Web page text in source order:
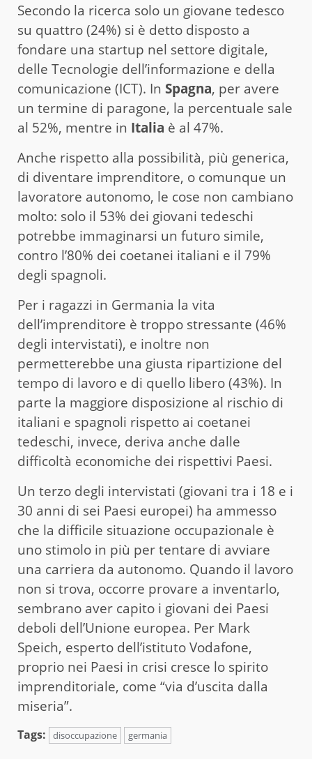
Secondo la ricerca solo un giovane tedesco
su quattro (24%) si è detto disposto a
fondare una startup nel settore digitale,
delle Tecnologie dell’informazione e della
comunicazione (ICT). In Spagna, per avere
un termine di paragone, la percentuale sale
al 52%, mentre in Italia è al 47%.
Anche rispetto alla possibilità, più generica,
di diventare imprenditore, o comunque un
lavoratore autonomo, le cose non cambiano
molto: solo il 53% dei giovani tedeschi
potrebbe immaginarsi un futuro simile,
contro l’80% dei coetanei italiani e il 79%
degli spagnoli.
Per i ragazzi in Germania la vita
dell’imprenditore è troppo stressante (46%
degli intervistati), e inoltre non
permetterebbe una giusta ripartizione del
tempo di lavoro e di quello libero (43%). In
parte la maggiore disposizione al rischio di
italiani e spagnoli rispetto ai coetanei
tedeschi, invece, deriva anche dalle
difficoltà economiche dei rispettivi Paesi.
Un terzo degli intervistati (giovani tra i 18 e i
30 anni di sei Paesi europei) ha ammesso
che la difficile situazione occupazionale è
uno stimolo in più per tentare di avviare
una carriera da autonomo. Quando il lavoro
non si trova, occorre provare a inventarlo,
sembrano aver capito i giovani dei Paesi
deboli dell’Unione europea. Per Mark
Speich, esperto dell’istituto Vodafone,
proprio nei Paesi in crisi cresce lo spirito
imprenditoriale, come “via d’uscita dalla
miseria”.
Tags: disoccupazione germania